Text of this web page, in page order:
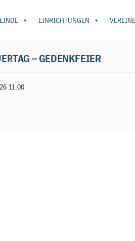
EINRICHTUNGEN VEREINE
– GEDENKFEIER
11:00